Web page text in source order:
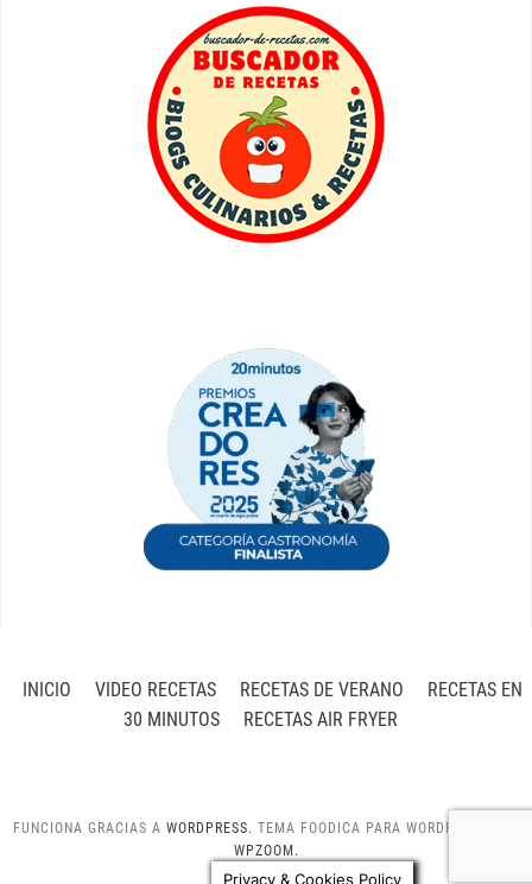
INICIO VIDEO RECETAS RECETAS DE VERANO
RECETAS EN
30 MINUTOS
RECETAS AIR FRYER
FUNCIONA GRACIAS A WORDPRESS. TEMA FOODICA PARA WORDPRESS POR
WPZOOM.
Privacy & Cookies Policy